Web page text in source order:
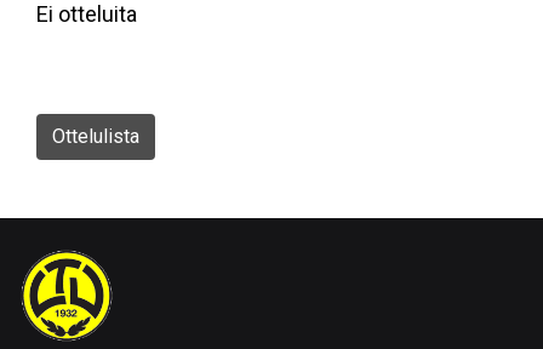
Ei otteluita
Ottelulista